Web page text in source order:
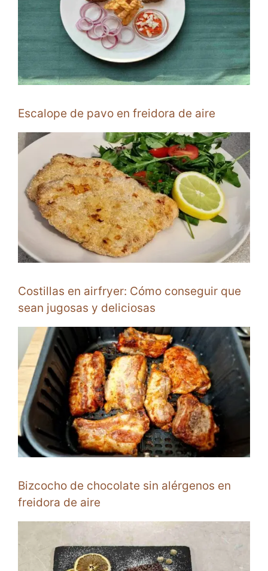
Escalope de pavo en freidora de aire
Costillas en airfryer: Cómo conseguir que
sean jugosas y deliciosas
Bizcocho de chocolate sin alérgenos en
freidora de aire